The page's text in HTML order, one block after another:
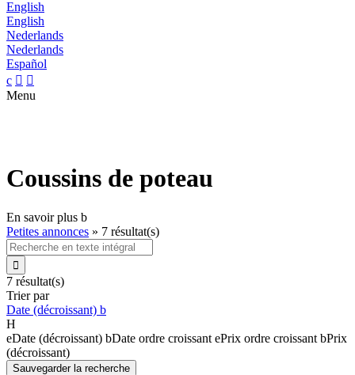
English
English
Nederlands
Nederlands
Español
c  
Menu
Coussins de poteau
En savoir plus b
Petites annonces » 7 résultat(s)

7 résultat(s)
Trier par
Date (décroissant) b
H
eDate (décroissant) bDate ordre croissant ePrix ordre croissant bPrix
(décroissant)
Sauvegarder la recherche